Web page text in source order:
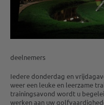
deelnemers
Iedere donderdag en
weer een leuke en leerzame
trainingsavond wordt u
werken aan uw